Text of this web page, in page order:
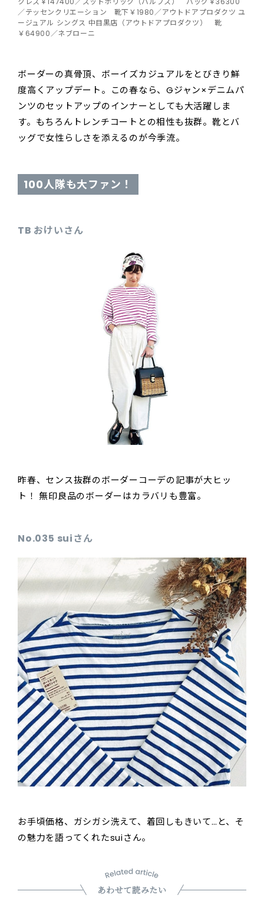
／テッセンクリエーション 靴下￥1980／アウトドアプロダクツ ユ
ージュアル シングス 中目黒店（アウトドアプロダクツ） 靴
￥64900／ネブローニ
ボーダーの真骨頂、ボーイズカジュアルをとびきり鮮
度高くアップデート。この春なら、Gジャン×デニムパ
ンツのセットアップのインナーとしても大活躍しま
す。もちろんトレンチコートとの相性も抜群。靴とバ
ッグで女性らしさを添えるのが今季流。
100人隊も大ファン！
TB おけいさん
昨春、センス抜群のボーダーコーデの記事が大ヒッ
ト！ 無印良品のボーダーはカラバリも豊富。
No.035 suiさん
お手頃価格、ガシガシ洗えて、着回しもきいて…と、そ
の魅力を語ってくれたsuiさん。
あわせて読みたい